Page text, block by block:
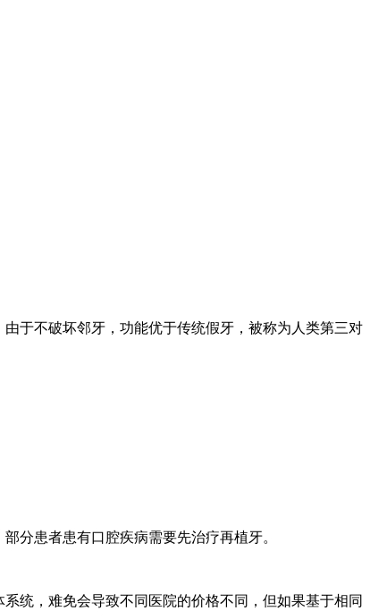
于不破坏邻牙，功能优于传统假牙，被称为人类第三对
分患者患有口腔疾病需要先治疗再植牙。
统，难免会导致不同医院的价格不同，但如果基于相同